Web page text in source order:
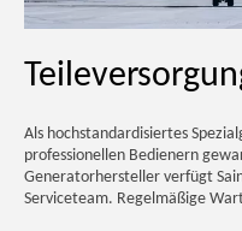
Als hochstandardisiertes
professionellen Bedienern
Generatorhersteller verfügt
Serviceteam. Regelmäßige